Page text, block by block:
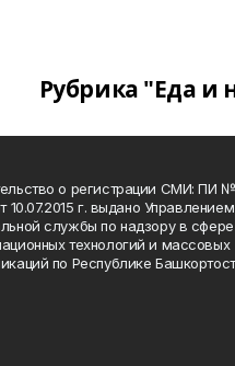
Рубрика "Еда и
о регистрации СМИ: ПИ
10.07.2015 г. выдано Управлением
службы по надзору в сфере
технологий и массовых
по Республике